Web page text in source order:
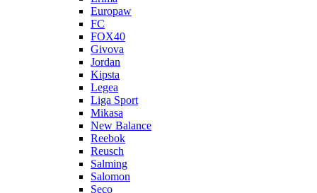
Europaw
FC
FOX40
Givova
Jordan
Kipsta
Legea
Liga Sport
Mikasa
New Balance
Reebok
Reusch
Salming
Salomon
Seco